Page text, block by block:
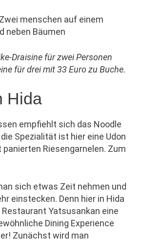
Draisine für zwei Personen
für drei mit 33 Euro zu Buche.
Hida
empfiehlt sich das Noodle
Spezialität ist hier eine Udon
Riesengarnelen. Zum
sich etwas Zeit nehmen und
einstecken. Denn hier in Hida
Yatsusankan eine
Dining Experience
Zunächst wird man